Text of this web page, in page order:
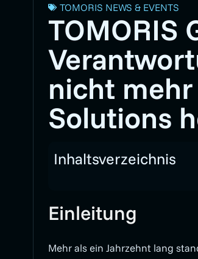
TOMORIS NEWS & EVENTS
TOMORIS
nicht mehr
Solutions
Inhaltsverzeichnis
Einleitung
Mehr als ein Jahrzehnt lang